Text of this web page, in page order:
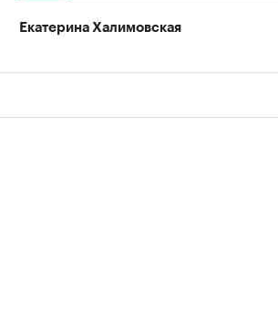
Екатерина Халимовская